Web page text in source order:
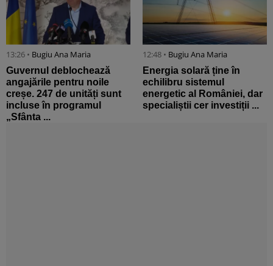
13:26 • Bugiu ⁠Ana Maria
Guvernul deblochează
angajările pentru noile
creșe. 247 de unități sunt
incluse în programul
„Sfânta ...
12:48 • Bugiu ⁠Ana Maria
Energia solară ține în
echilibru sistemul
energetic al României, dar
specialiștii cer investiții ...